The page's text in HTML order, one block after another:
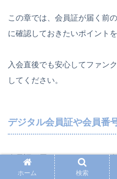
この章では、会員証が届く前
に確認しておきたいポイント
入会直後でも安心してファン
してください。
デジタル会員証や会員番
会員証が届いていなくても、
ファンクラブ会員としての権
ホーム 検索